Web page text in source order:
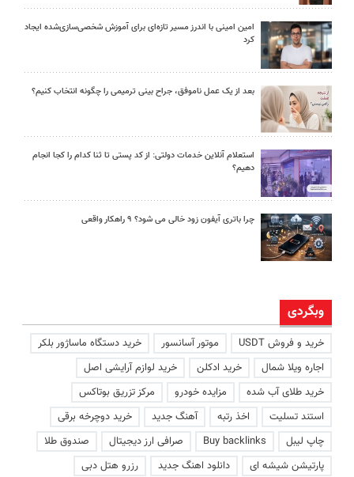
امین امینی با اندرز مسیر تازه‌ای برای آموزش شخصی‌سازی‌شده ایجاد
کرد
بعد از یک عمل ناموفق، جراح بینی ترمیمی را چگونه انتخاب کنیم؟
استعلام آنلاین خدمات دولتی: از کد پستی تا ثنا کدام را کجا انجام
دهیم؟
چرا باتری آیفون زود خالی می شود؟ ۹ راهکار واقعی
وبگردی
خرید و فروش USDT موتور آسانسور
خرید دستگاه ماساژور بلکر
اجاره ویلا شمال
خرید ادکلن
خرید لوازم آرایشی اصل
خرید طلای آب شده
مزایده خودرو
مرکز تزریق بوتاکس
استند تسلیت
اخذ رتبه آهنگ جدید
خرید دوچرخه برقی
چاپ لیبل
Buy backlinks صرافی ارز دیجیتال
صندوق طلا
پارتیشن شیشه ای
دانلود اهنگ جدید
رزرو هتل دبی